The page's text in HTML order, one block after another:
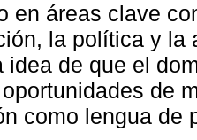
en áreas clave
la política y la
idea de que el
de
como lengua de